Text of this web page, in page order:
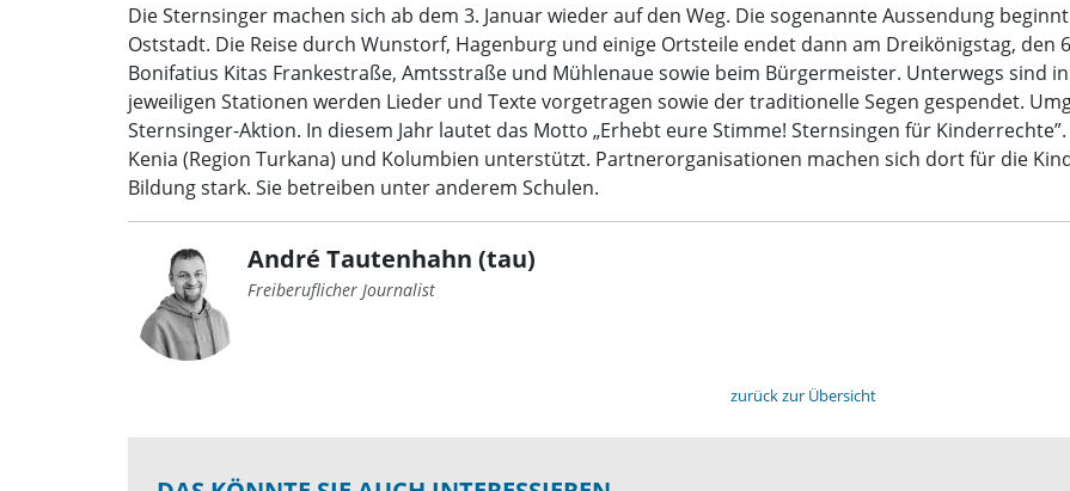
Die Sternsinger machen sich ab dem 3. Januar wieder auf den Weg. Die sogenannte Aussendung
Oststadt. Die Reise durch Wunstorf, Hagenburg und einige Ortsteile endet dann am Dreikönigstag, den
Bonifatius Kitas Frankestraße, Amtsstraße und Mühlenaue sowie beim Bürgermeister. Unterwegs sind
jeweiligen Stationen werden Lieder und Texte vorgetragen sowie der traditionelle Segen gespendet.
Sternsinger-Aktion. In diesem Jahr lautet das Motto „Erhebt eure Stimme! Sternsingen für
Kenia (Region Turkana) und Kolumbien unterstützt. Partnerorganisationen machen sich dort für die
Bildung stark. Sie betreiben unter anderem Schulen.
André Tautenhahn (tau)
Freiberuflicher Journalist
zurück zur Übersicht